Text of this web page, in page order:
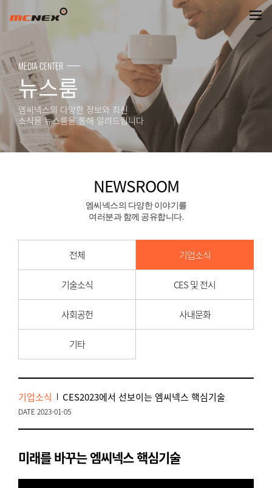
NEWSROOM
MEDIA CENTER
뉴스룸
엠씨넥스의 다양한 정보와 최신
소식을 뉴스룸을 통해 알려드립니다
NEWSROOM
엠씨넥스의 다양한 이야기를
여러분과 함께 공유합니다.
전체 기업소식
기술소식 CES 및 전시
사회공헌 사내문화
기타
기업소식 CES2023에서 선보이는 엠씨넥스 핵심기술
DATE 2023-01-05
미래를 바꾸는 엠씨넥스 핵심기술